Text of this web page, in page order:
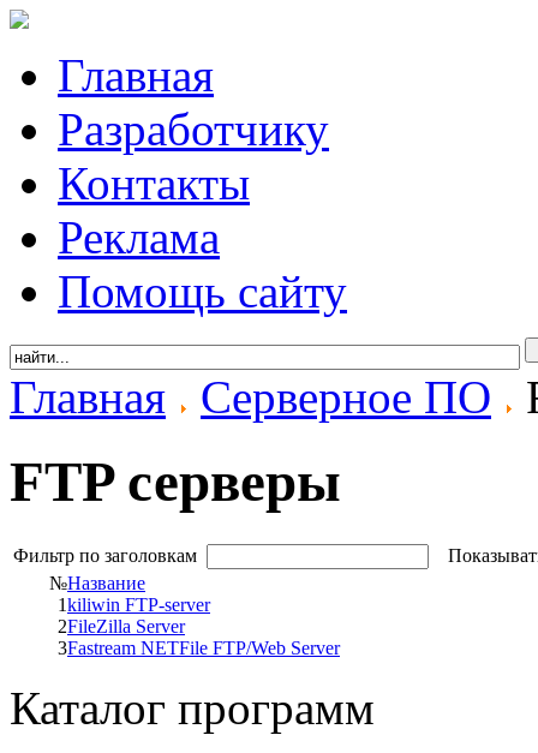
Главная
Разработчику
Контакты
Реклама
Помощь сайту
Главная Серверное ПО
FTP серверы
Фильтр по заголовкам
№Название
1kiliwin FTP-server
2FileZilla Server
3Fastream NETFile FTP/Web Server
Каталог программ